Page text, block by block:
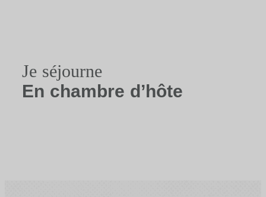
Je séjourne
En chambre d’hôte